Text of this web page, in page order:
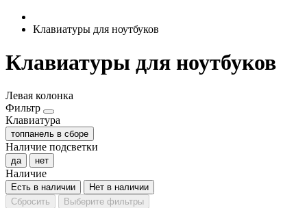
Клавиатуры для ноутбуков
Клавиатуры для ноутбуков
Левая колонка
Фильтр
Клавиатура
топпанель в сборе
Наличие подсветки
да нет
Наличие
Есть в наличии
Нет в наличии
Сбросить
Выберите фильтры